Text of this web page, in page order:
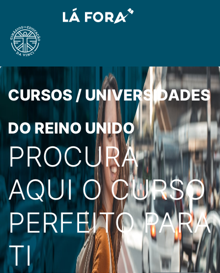
CURSOS / UNIVERSIDADES
DO REINO UNIDO
PROCURA
AQUI O CURSO
PERFEITO PARA
TI